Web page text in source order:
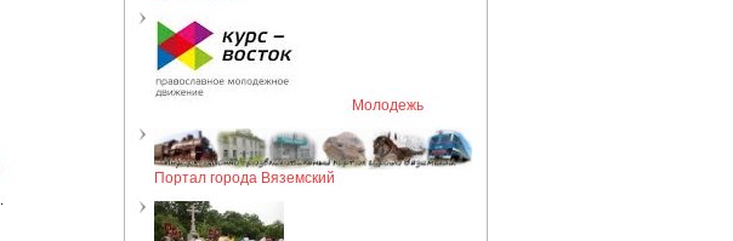
Молодежь
Портал города Вяземский